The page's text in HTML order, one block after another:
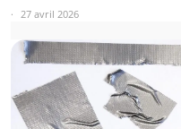
27 avril 2026